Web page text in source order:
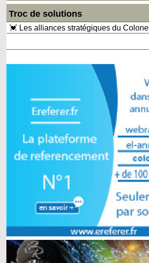
Troc de solutions
💓 Les alliances stratégiques du Colonel